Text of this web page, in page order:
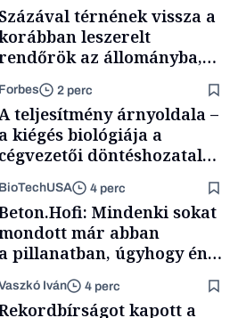
térnének vissza a
leszerelt
az állományba,
Pósfai Gábor elárulta, hol
tart a folyamat
Forbes 2 perc
teljesítmény árnyoldala –
a kiégés biológiája a
cégvezetői döntéshozatal
BioTechUSA 4 perc
Mindenki sokat
már abban
a pillanatban, úgyhogy én
a legsarkosabb
gondolataimat akartam
Iván 4 perc
kapott a